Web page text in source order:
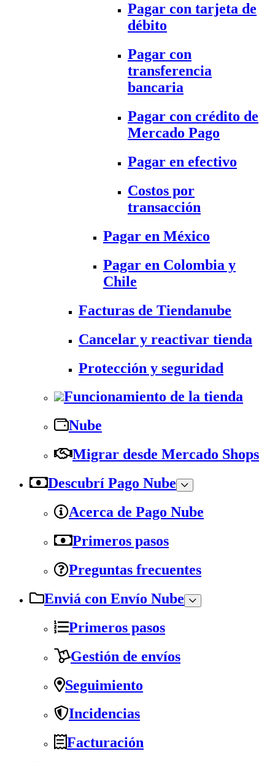
Pagar con tarjeta de
débito
Pagar con
transferencia
bancaria
Pagar con crédito de
Mercado Pago
Pagar en efectivo
Costos por
transacción
Pagar en México
Pagar en Colombia y
Chile
Facturas de Tiendanube
Cancelar y reactivar tienda
Protección y seguridad
Funcionamiento de la tienda
Nube
Migrar desde Mercado Shops
Descubrí Pago Nube
Acerca de Pago Nube
Primeros pasos
Preguntas frecuentes
Enviá con Envío Nube
Primeros pasos
Gestión de envíos
Seguimiento
Incidencias
Facturación